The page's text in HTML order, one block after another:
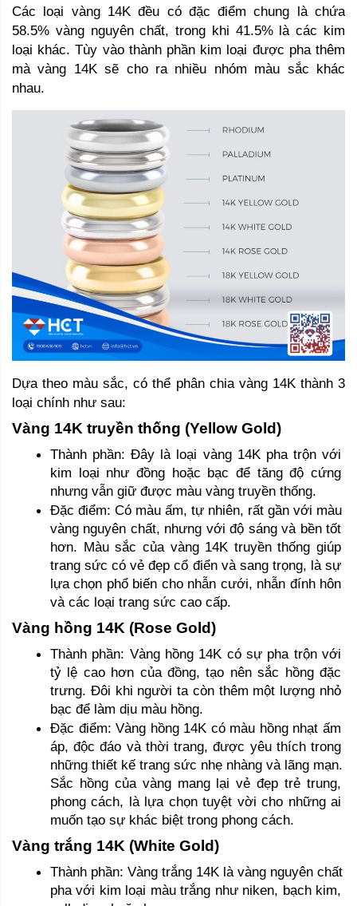
Các loại vàng 14K đều có đặc điểm chung là chứa
58.5% vàng nguyên chất, trong khi 41.5% là các kim
loại khác. Tùy vào thành phần kim loại được pha thêm
mà vàng 14K sẽ cho ra nhiều nhóm màu sắc khác
nhau.
Dựa theo màu sắc, có thể phân chia vàng 14K thành 3
loại chính như sau:
Vàng 14K truyền thống (Yellow Gold)
Thành phần: Đây là loại vàng 14K pha trộn với
kim loại như đồng hoặc bạc để tăng độ cứng
nhưng vẫn giữ được màu vàng truyền thống.
Đặc điểm: Có màu ấm, tự nhiên, rất gần với màu
vàng nguyên chất, nhưng với độ sáng và bền tốt
hơn. Màu sắc của vàng 14K truyền thống giúp
trang sức có vẻ đẹp cổ điển và sang trọng, là sự
lựa chọn phổ biến cho nhẫn cưới, nhẫn đính hôn
và các loại trang sức cao cấp.
Vàng hồng 14K (Rose Gold)
Thành phần: Vàng hồng 14K có sự pha trộn với
tỷ lệ cao hơn của đồng, tạo nên sắc hồng đặc
trưng. Đôi khi người ta còn thêm một lượng nhỏ
bạc để làm dịu màu hồng.
Đặc điểm: Vàng hồng 14K có màu hồng nhạt ấm
áp, độc đáo và thời trang, được yêu thích trong
những thiết kế trang sức nhẹ nhàng và lãng mạn.
Sắc hồng của vàng mang lại vẻ đẹp trẻ trung,
phong cách, là lựa chọn tuyệt vời cho những ai
muốn tạo sự khác biệt trong phong cách.
Vàng trắng 14K (White Gold)
Thành phần: Vàng trắng 14K là vàng nguyên chất
pha với kim loại màu trắng như niken, bạch kim,